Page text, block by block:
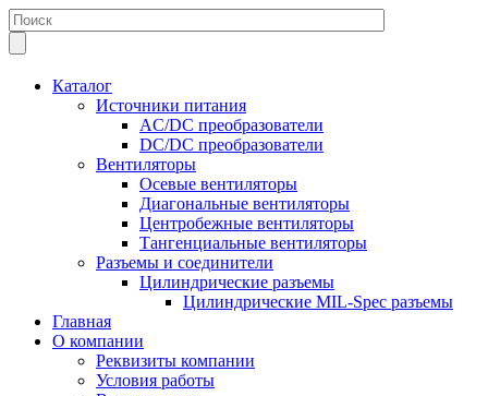
Каталог
Источники питания
AC/DC преобразователи
DC/DC преобразователи
Вентиляторы
Осевые вентиляторы
Диагональные вентиляторы
Центробежные вентиляторы
Тангенциальные вентиляторы
Разъемы и соединители
Цилиндрические разъемы
Цилиндрические MIL-Spec разъемы
Главная
О компании
Реквизиты компании
Условия работы